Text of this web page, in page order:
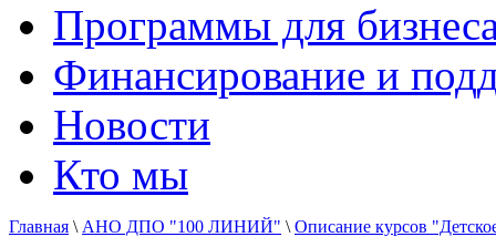
Программы для
Финансирование и
Новости
Кто мы
Главная \ АНО ДПО "100 ЛИНИЙ" \ Описание курсов